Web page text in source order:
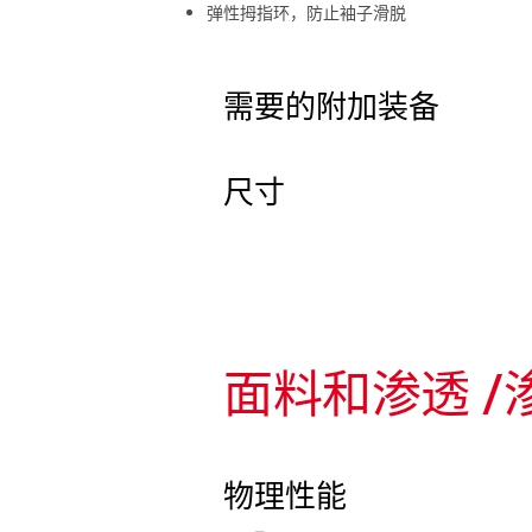
弹性拇指环，防止袖子滑脱
需要的附加装备
尺寸
面料和渗透 /
物理性能